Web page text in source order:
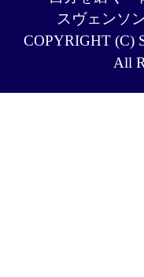
スヴェンソ
COPYRIGHT (C)
All